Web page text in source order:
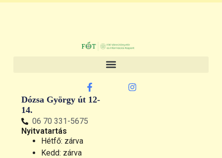
Dózsa György út 12-
14.
06 70 331-5675
Nyitvatartás
Hétfő: zárva
Kedd: zárva